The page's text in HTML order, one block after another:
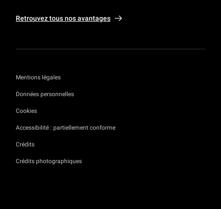
Retrouvez tous nos avantages
Mentions légales
Données personnelles
Cookies
Accessibilité : partiellement conforme
Crédits
Crédits photographiques